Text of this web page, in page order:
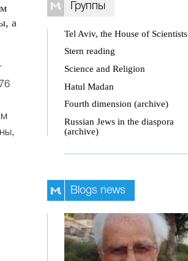
а
Группы
Tel Aviv, the House of Scientists
Stern reading
Science and Religion
Hatul Madan
Fourth dimension (archive)
Russian Jews in the diaspora
(archive)
Blogs news